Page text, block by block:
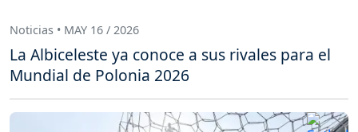
Noticias • MAY 16 / 2026
La Albiceleste ya conoce a sus rivales para el
Mundial de Polonia 2026